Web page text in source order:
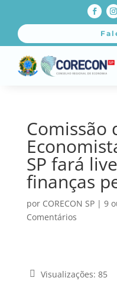
Comissão
SP fará
finanças
por CORECON SP| 9
Comentários
Visualizações: 85